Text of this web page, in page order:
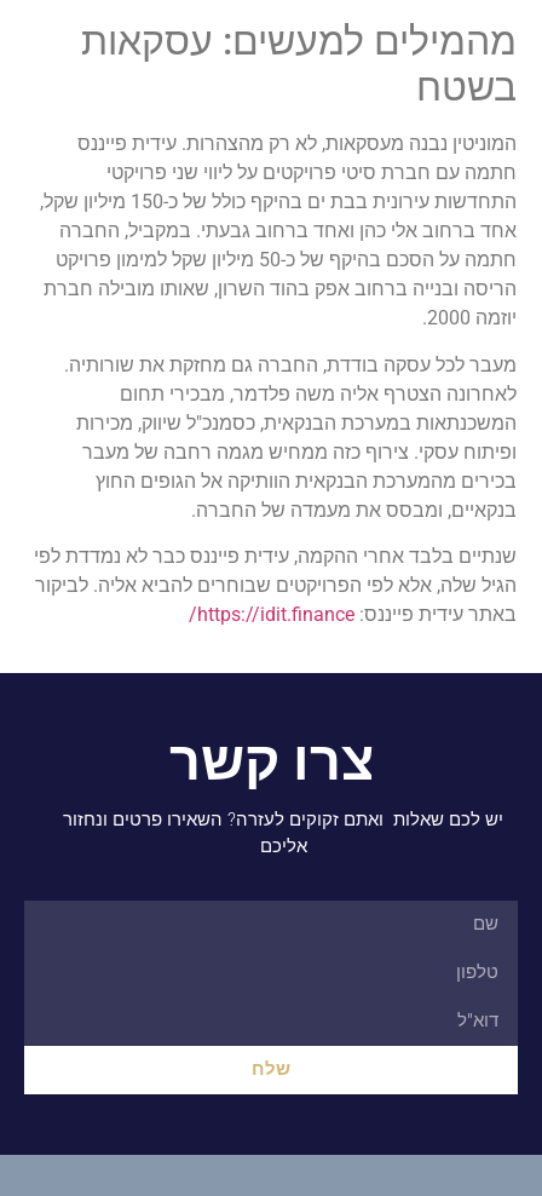
מהמילים למעשים: עסקאות
בשטח
המוניטין נבנה מעסקאות, לא רק מהצהרות. עידית פייננס
חתמה עם חברת סיטי פרויקטים על ליווי שני פרויקטי
התחדשות עירונית בבת ים בהיקף כולל של כ-150 מיליון שקל,
אחד ברחוב אלי כהן ואחד ברחוב גבעתי. במקביל, החברה
חתמה על הסכם בהיקף של כ-50 מיליון שקל למימון פרויקט
הריסה ובנייה ברחוב אפק בהוד השרון, שאותו מובילה חברת
יוזמה 2000.
מעבר לכל עסקה בודדת, החברה גם מחזקת את שורותיה.
לאחרונה הצטרף אליה משה פלדמר, מבכירי תחום
המשכנתאות במערכת הבנקאית, כסמנכ"ל שיווק, מכירות
ופיתוח עסקי. צירוף כזה ממחיש מגמה רחבה של מעבר
בכירים מהמערכת הבנקאית הוותיקה אל הגופים החוץ
בנקאיים, ומבסס את מעמדה של החברה.
שנתיים בלבד אחרי ההקמה, עידית פייננס כבר לא נמדדת לפי
הגיל שלה, אלא לפי הפרויקטים שבוחרים להביא אליה. לביקור
באתר עידית פייננס: https://idit.finance/
צרו קשר
יש לכם שאלות ואתם זקוקים לעזרה? השאירו פרטים ונחזור
אליכם
שלח